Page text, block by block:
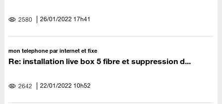
2580 ‎26/01/2022 17h41
mon telephone par internet et fixe
Re: installation live box 5 fibre et suppression d...
2642 ‎22/01/2022 10h52